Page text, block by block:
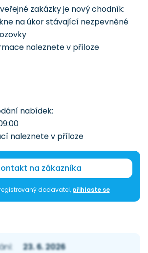
zakázky je nový chodník:
na úkor stávající nezpevněné
naleznete v příloze
nabídek:
naleznete v příloze
na zákazníka
dodavatel, přihlaste se
23. 6. 2026